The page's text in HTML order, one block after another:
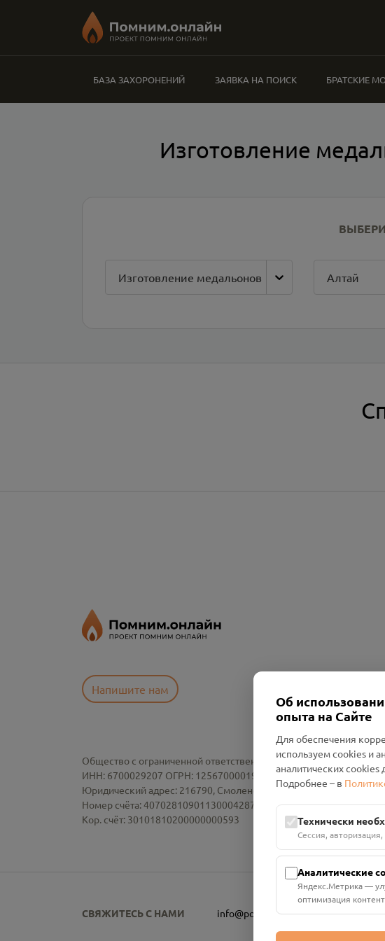
БАЗА ЗАХОРОНЕНИЙ ЗАЯВКА НА ПОИСК БРАТСКИЕ
Изготовление
Изготовление медальонов Алтай
Напишите нам
Общество с ограниченной ответственностью «Смоленский
ИНН: 6700029207 ОГРН: 1256700001986
Юридический адрес: 216790, Смоленская область, р-н
Номер счёта: 40702810901130004287 в АО "АЛЬФА-БАНК"
Кор. счёт: 30101810200000000593
СВЯЖИТЕСЬ С НАМИ info@pomnim.online
Об
опыта на Сайте
Для обеспечения
используем cookies и
аналитических cookies
Подробнее – в
Технически
Сессия,
Аналитические
Яндекс.Метрика —
оптимизация